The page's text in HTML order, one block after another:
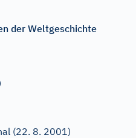
der Weltgeschichte
(22. 8. 2001)